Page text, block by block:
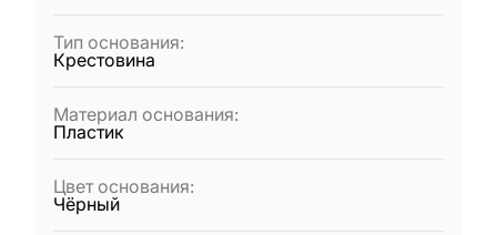
Тип основания:
Крестовина
Материал основания:
Пластик
Цвет основания:
Чёрный